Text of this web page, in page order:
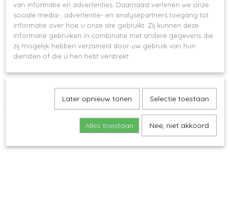
Small Foot - Boter, Kaas en Eieren
van informatie en advertenties. Daarnaast verlenen we onze
sociale media-, advertentie- en analysepartners toegang tot
informatie over hoe u onze site gebruikt. Zij kunnen deze
informatie gebruiken in combinatie met andere gegevens die
zij mogelijk hebben verzameld door uw gebruik van hun
diensten of die u hen hebt verstrekt.
Later opnieuw tonen Selectie toestaan
Alles toestaan Nee, niet akkoord